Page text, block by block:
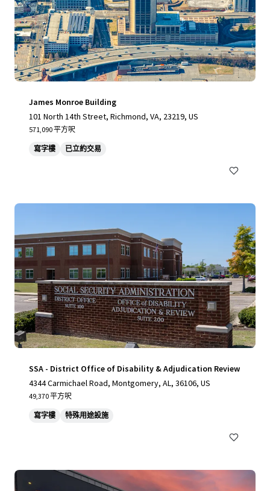
James Monroe Building
101 North 14th Street, Richmond, VA, 23219, US
571,090 平方呎
寫字樓 已立約交易
SSA - District Office of Disability & Adjudication Review
4344 Carmichael Road, Montgomery, AL, 36106, US
49,370 平方呎
寫字樓 特殊用途設施